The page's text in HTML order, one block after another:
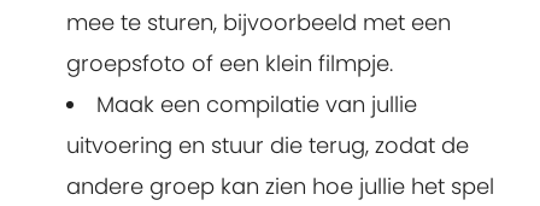
mee te sturen, bijvoorbeeld met een
groepsfoto of een klein filmpje.
Maak een compilatie van jullie
uitvoering en stuur die terug, zodat de
andere groep kan zien hoe jullie het spel